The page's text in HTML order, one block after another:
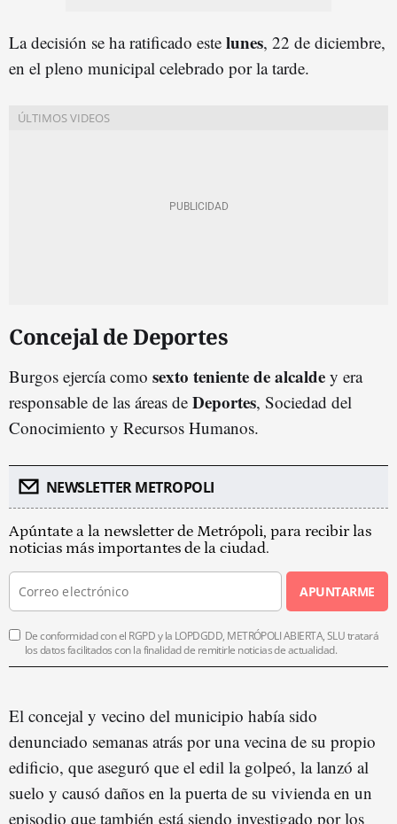
La decisión se ha ratificado este lunes, 22 de diciembre,
en el pleno municipal celebrado por la tarde.
Concejal de Deportes
Burgos ejercía como sexto teniente de alcalde y era
responsable de las áreas de Deportes, Sociedad del
Conocimiento y Recursos Humanos.
NEWSLETTER METROPOLI
Apúntate a la newsletter de Metrópoli, para recibir las
noticias más importantes de la ciudad.
APUNTARME
De conformidad con el RGPD y la LOPDGDD, METRÓPOLI ABIERTA, SLU tratará
los datos facilitados con la finalidad de remitirle noticias de actualidad.
El concejal y vecino del municipio había sido
denunciado semanas atrás por una vecina de su propio
edificio, que aseguró que el edil la golpeó, la lanzó al
suelo y causó daños en la puerta de su vivienda en un
episodio que también está siendo investigado por los